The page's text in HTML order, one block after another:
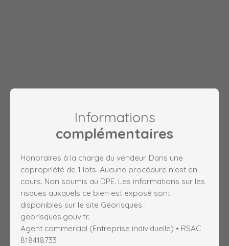
Informations
complémentaires
Honoraires à la charge du vendeur. Dans une
copropriété de 1 lots. Aucune procédure n'est en
cours. Non soumis au DPE. Les informations sur les
risques auxquels ce bien est exposé sont
disponibles sur le site Géorisques :
georisques.gouv.fr.
Agent commercial (Entreprise individuelle) • RSAC
818418733